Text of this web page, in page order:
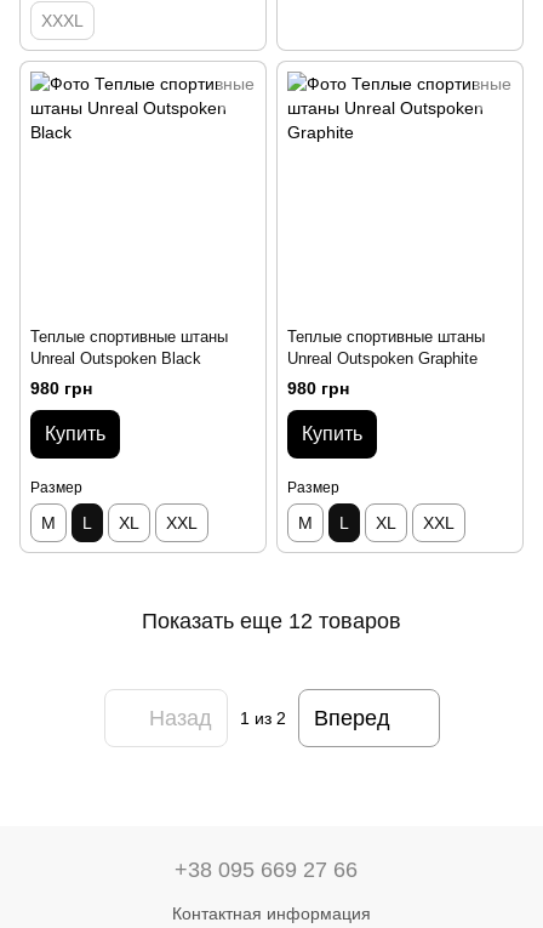
XXXL
Теплые спортивные штаны
Unreal Outspoken Black
980 грн
Купить
Размер
M L XL XXL
Теплые спортивные штаны
Unreal Outspoken Graphite
980 грн
Купить
Размер
M L XL XXL
Показать еще 12 товаров
Назад 1из 2 Вперед
+38 095 669 27 66
Контактная информация